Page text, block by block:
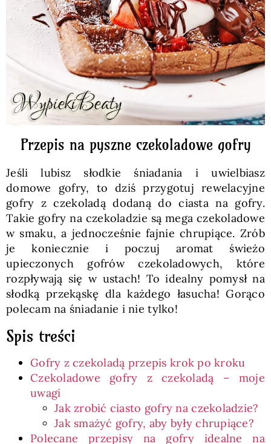
Polski
Przepis na pyszne czekoladowe gofry
Jeśli lubisz słodkie śniadania i uwielbiasz
domowe gofry, to dziś przygotuj rewelacyjne
gofry z czekoladą dodaną do ciasta na gofry.
Takie gofry na czekoladzie są mega czekoladowe
w smaku, a jednocześnie fajnie chrupiące. Zrób
je koniecznie i poczuj aromat świeżo
upieczonych gofrów czekoladowych, które
rozpływają się w ustach! To idealny pomysł na
słodką przekąskę dla każdego łasucha! Gorąco
polecam na śniadanie i nie tylko!
Spis treści
Gofry z czekoladą przepis krok po kroku
Czekoladowe gofry z czekoladą – moje
uwagi
Jak zrobić ciasto gofry na czekoladzie?
Jak smażyć gofry, aby były chrupiące?
Polecane przepisy na gofry idealne na